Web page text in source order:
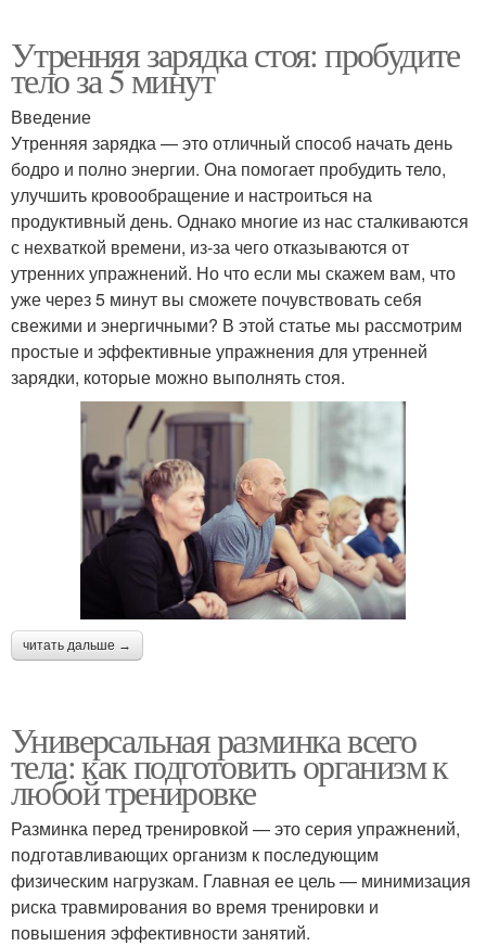
Утренняя зарядка стоя: пробудите
тело за 5 минут
Введение
Утренняя зарядка — это отличный способ начать день
бодро и полно энергии. Она помогает пробудить тело,
улучшить кровообращение и настроиться на
продуктивный день. Однако многие из нас сталкиваются
с нехваткой времени, из-за чего отказываются от
утренних упражнений. Но что если мы скажем вам, что
уже через 5 минут вы сможете почувствовать себя
свежими и энергичными? В этой статье мы рассмотрим
простые и эффективные упражнения для утренней
зарядки, которые можно выполнять стоя.
читать дальше →
Универсальная разминка всего
тела: как подготовить организм к
любой тренировке
Разминка перед тренировкой — это серия упражнений,
подготавливающих организм к последующим
физическим нагрузкам. Главная ее цель — минимизация
риска травмирования во время тренировки и
повышения эффективности занятий.